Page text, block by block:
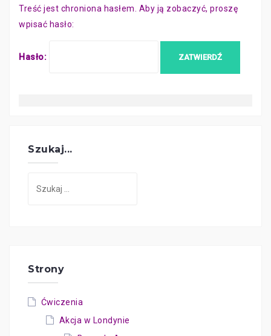
Treść jest chroniona hasłem. Aby ją zobaczyć, proszę
wpisać hasło:
Hasło:
Szukaj...
Strony
Ćwiczenia
Akcja w Londynie